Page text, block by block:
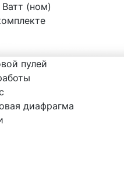
(ном)
пулей
диафрагма